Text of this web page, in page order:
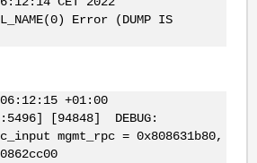
Error (DUMP IS
+01:00
[94848] DEBUG:
mgmt_rpc = 0x808631b80,